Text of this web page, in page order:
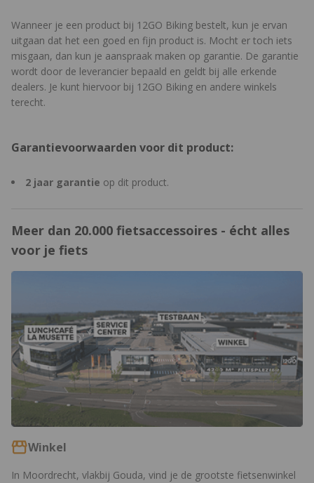
Wanneer je een product bij 12GO Biking bestelt, kun je ervan
uitgaan dat het een goed en fijn product is. Mocht er toch iets
misgaan, dan kun je aanspraak maken op garantie. De garantie
wordt door de leverancier bepaald en geldt bij alle erkende
dealers. Je kunt hiervoor bij 12GO Biking en andere winkels
terecht.
Garantievoorwaarden voor dit product:
2 jaar garantie op dit product.
Meer dan 20.000 fietsaccessoires - écht alles
voor je fiets
https://www.12gobiking.nl/winkel
Winkel
In Moordrecht, vlakbij Gouda, vind je de grootste fietsenwinkel